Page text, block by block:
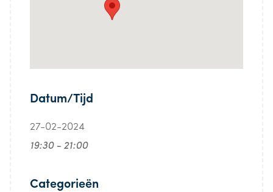
Datum/Tijd
27-02-2024
19:30 - 21:00
Categorieën